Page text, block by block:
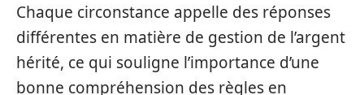
Chaque circonstance appelle des réponses
différentes en matière de gestion de l’argent
hérité, ce qui souligne l’importance d’une
bonne compréhension des règles en